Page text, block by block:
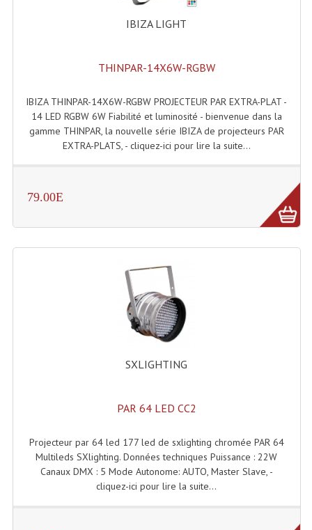
Flight Malettes Consoles T. Mixages
Flight-Case Pour La Lumière
Malle Flight Multi-Usage
Sac Trolley De Transport
Sacs & Housses De Transport
Valises Pour Clavier
Rack 19 Pouces Multiplis
Accessoires Flight-Case Coins Roulettes
Machines À Fumées
Effets Projection Et Jet De CO2
IBIZA LIGHT
THINPAR-14X6W-RGBW
IBIZA THINPAR-14X6W-RGBW PROJECTEUR PAR EXTRA-PLAT -
14 LED RGBW 6W Fiabilité et luminosité - bienvenue dans la
gamme THINPAR, la nouvelle série IBIZA de projecteurs PAR
EXTRA-PLATS, - cliquez-ici pour lire la suite...
79.00E
SXLIGHTING
PAR 64 LED CC2
Projecteur par 64 led 177 led de sxlighting chromée PAR 64
Multileds SXlighting. Données techniques Puissance : 22W
Canaux DMX : 5 Mode Autonome: AUTO, Master Slave, -
cliquez-ici pour lire la suite...